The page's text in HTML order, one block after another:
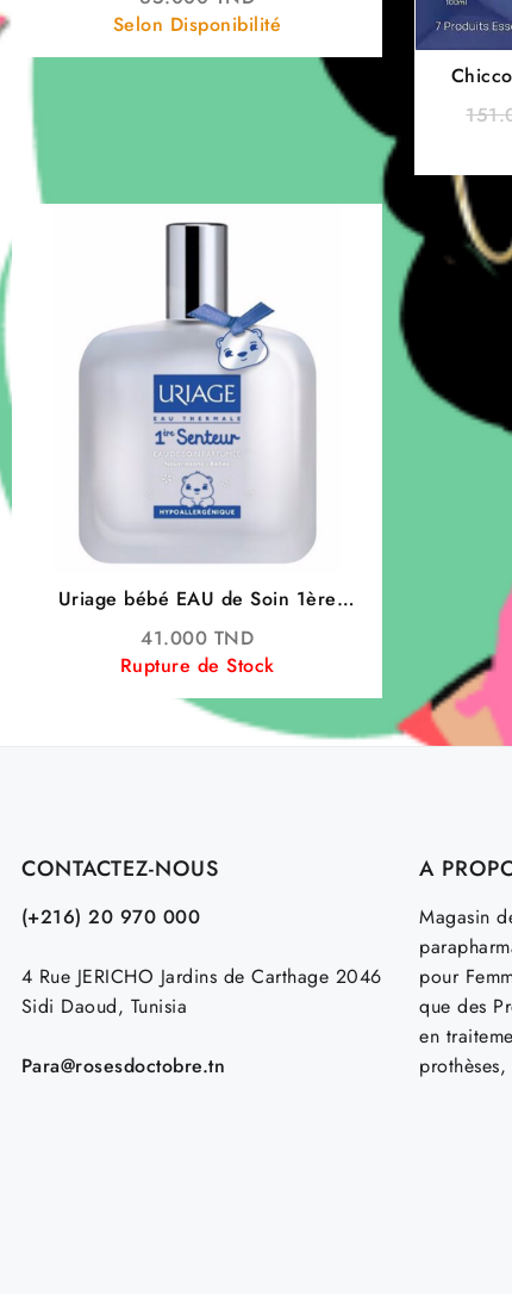
Selon Disponibilité
Uriage bébé EAU de Soin 1ère
senteur 50ML
41.000 TND
Rupture de Stock
CONTACTEZ-NOUS
(+216) 20 970 000
4 Rue JERICHO Jardins de Carthage 2046
Sidi Daoud, Tunisia
Para@rosesdoctobre.tn
A
Magasin
pour
que des
en